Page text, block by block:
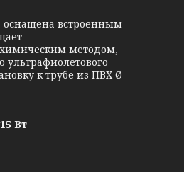
встроенным
методом,
ультрафиолетового
к трубе из ПВХ Ø
Вт